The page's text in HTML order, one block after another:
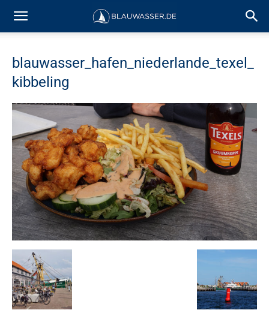
blauwasser_hafen_niederlande_texel_
kibbeling